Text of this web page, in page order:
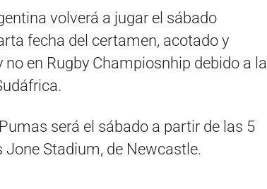
volverá a jugar el sábado
fecha del certamen, acotado y
en Rugby Champiosnhip debido a la
será el sábado a partir de las 5
Jone Stadium, de Newcastle.